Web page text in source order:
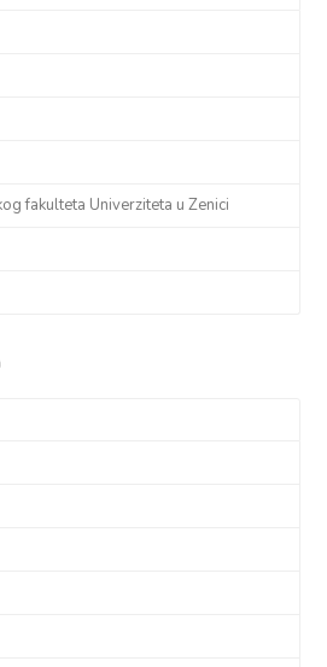
fakulteta Univerziteta u Zenici